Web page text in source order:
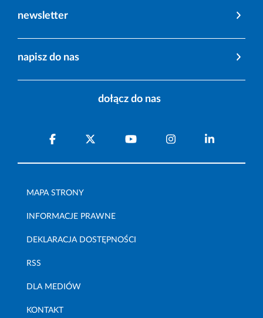
newsletter
napisz do nas
dołącz do nas
MAPA STRONY
INFORMACJE PRAWNE
DEKLARACJA DOSTĘPNOŚCI
RSS
DLA MEDIÓW
KONTAKT